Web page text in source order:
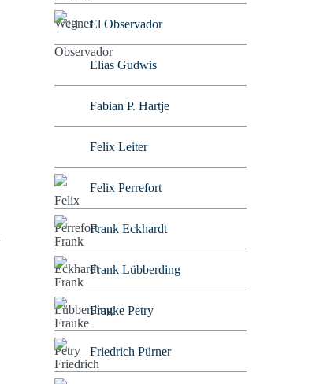
El Observador
Elias Gudwis
Fabian P. Hartje
Felix Leiter
Felix Perrefort
Frank Eckhardt
Frank Lübberding
Frauke Petry
Friedrich Pürner